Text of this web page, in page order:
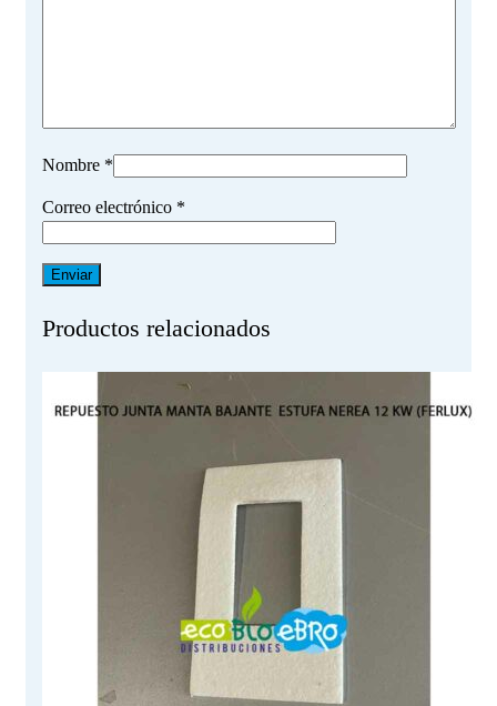
Nombre *
Correo electrónico *
Productos relacionados